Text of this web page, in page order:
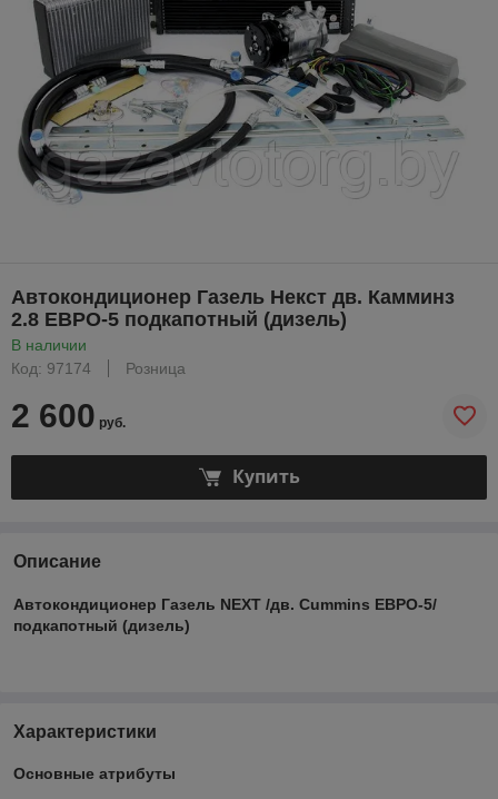
Автокондиционер Газель Некст дв. Камминз
2.8 ЕВРО-5 подкапотный (дизель)
В наличии
Код: 97174
Розница
2 600 руб.
Купить
Описание
Автокондиционер Газель NEXT /дв. Cummins ЕВРО-5/
подкапотный (дизель)
Характеристики
Основные атрибуты